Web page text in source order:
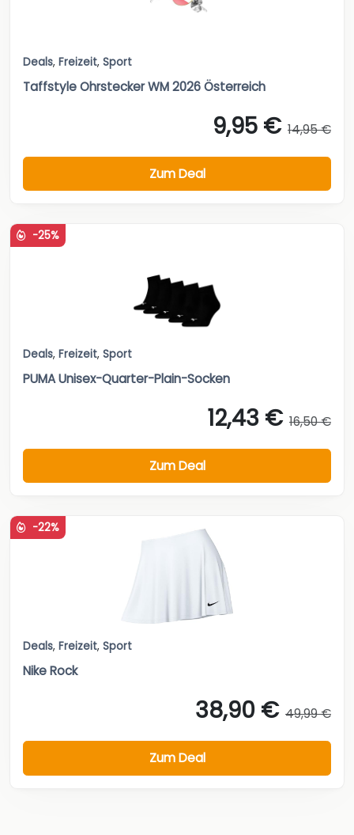
Deals, Freizeit, Sport
Taffstyle Ohrstecker WM 2026 Österreich
9,95 € 14,95 €
Zum Deal
-25%
Deals, Freizeit, Sport
PUMA Unisex-Quarter-Plain-Socken
12,43 € 16,50 €
Zum Deal
-22%
Deals, Freizeit, Sport
Nike Rock
38,90 € 49,99 €
Zum Deal